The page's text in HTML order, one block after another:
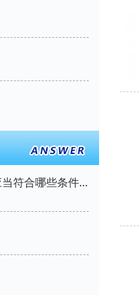
申请资质认定的检验检测机构应当符合哪些条件？